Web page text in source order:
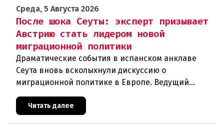
Среда, 5 Августа 2026
После шока Сеуты: эксперт призывает
Австрию стать лидером новой
миграционной политики
Драматические события в испанском анклаве
Сеута вновь всколыхнули дискуссию о
миграционной политике в Европе. Ведущий
эксперт по миграции Джеральд Кнаус, один из
архитекторов соглашения ЕС-Турция 2016
Читать далее